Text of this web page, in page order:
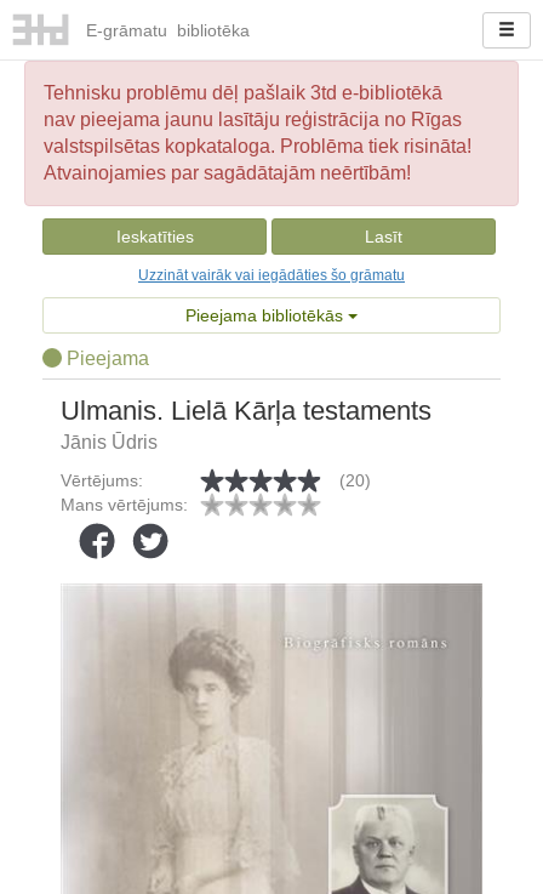
E-grāmatu bibliotēka
Tehnisku problēmu dēļ pašlaik 3td e-bibliotēkā
nav pieejama jaunu lasītāju reģistrācija no Rīgas
valstspilsētas kopkataloga. Problēma tiek risināta!
Atvainojamies par sagādātajām neērtībām!
Ieskatīties Lasīt
Uzzināt vairāk vai iegādāties šo grāmatu
Pieejama bibliotēkās
Pieejama
Ulmanis. Lielā Kārļa testaments
Jānis Ūdris
Vērtējums:
(20)
Mans vērtējums: